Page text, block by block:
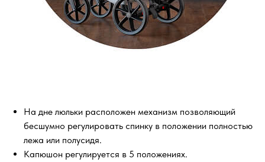
На дне люльки расположен механизм позволяющий
бесшумно регулировать спинку в положении полностью
лежа или полусидя.
Капюшон регулируется в 5 положениях.